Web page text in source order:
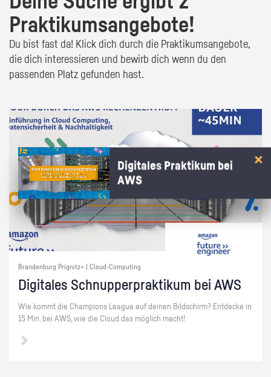
Praktikumsangebote!
Du bist fast da! Klick dich durch die Praktikumsangebote,
die dich interessieren und bewirb dich wenn du den
passenden Platz gefunden hast.
Brandenburg Prignitz+ | Cloud-Computing
Di­gi­ta­les Schnup­per­prak­ti­kum bei AWS
Wie kommt die Cham­pi­ons Le­ague auf dei­nen Bild­schirm? Ent­de­cke in
15 Min. bei AWS, wie die Cloud das mög­lich macht!
Digitales Praktikum bei
AWS